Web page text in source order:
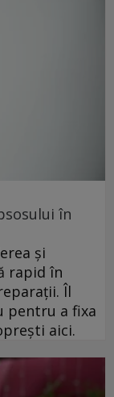
în
și
rapid în
Îl
pentru a fixa
aici.